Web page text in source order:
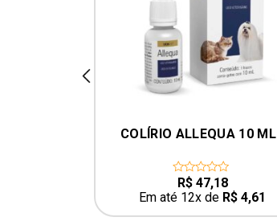
COLÍRIO ALLEQUA 10 ML
0
out
of
5
R$47,18
Em até 12x de R$ 4,61
prev